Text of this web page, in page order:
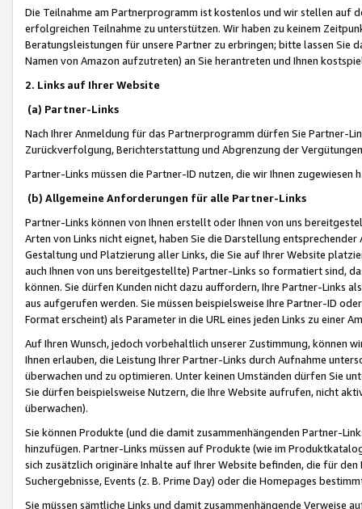
Die Teilnahme am Partnerprogramm ist kostenlos und wir stellen auf
erfolgreichen Teilnahme zu unterstützen. Wir haben zu keinem
Beratungsleistungen für unsere Partner zu erbringen; bitte lassen Sie
Namen von Amazon aufzutreten) an Sie herantreten und Ihnen
2. Links auf Ihrer Website
(a) Partner-Links
Nach Ihrer Anmeldung für das Partnerprogramm dürfen Sie Partner-
Zurückverfolgung, Berichterstattung und Abgrenzung der
Partner-Links müssen die Partner-ID nutzen, die wir Ihnen zugewiesen
(b) Allgemeine Anforderungen für alle Partner-Links
Partner-Links können von Ihnen erstellt oder Ihnen von uns
Arten von Links nicht eignet, haben Sie die Darstellung
Gestaltung und Platzierung aller Links, die Sie auf Ihrer Website
auch Ihnen von uns bereitgestellte) Partner-Links so formatiert sind,
können. Sie dürfen Kunden nicht dazu auffordern, Ihre Partner-Links
aus aufgerufen werden. Sie müssen beispielsweise Ihre Partner-ID
Format erscheint) als Parameter in die URL eines jeden Links zu einer
Auf Ihren Wunsch, jedoch vorbehaltlich unserer Zustimmung, können
Ihnen erlauben, die Leistung Ihrer Partner-Links durch Aufnahme
überwachen und zu optimieren. Unter keinen Umständen dürfen Sie
Sie dürfen beispielsweise Nutzern, die Ihre Website aufrufen, nicht
überwachen).
Sie können Produkte (und die damit zusammenhängenden Partner-
hinzufügen. Partner-Links müssen auf Produkte (wie im
sich zusätzlich originäre Inhalte auf Ihrer Website befinden, die für
Suchergebnisse, Events (z. B. Prime Day) oder die Homepages
Sie müssen sämtliche Links und damit zusammenhängende